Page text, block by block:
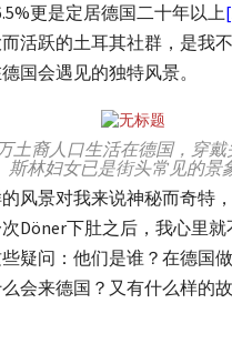
更是定居德国二十年以上
活跃的土耳其社群，是我
国会遇见的独特风景。
土裔人口生活在德国，穿
斯林妇女已是街头常见的景
风景对我来说神秘而奇特
Döner下肚之后，我心里就
疑问：他们是谁？在德国
会来德国？又有什么样的